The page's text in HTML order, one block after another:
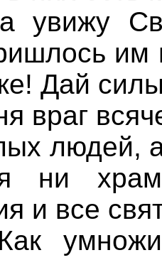
увижу
им
Дай
враг
людей,
ни
и все
Как